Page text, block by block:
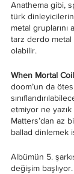
Anathema gibi,
türk
metal gruplarını
tarz derdo
olabilir.
When Mortal
doom’un da
etmiyor ne
Matters’dan az
ballad dinlemek
Albümün 5.
değişim başlıyor.